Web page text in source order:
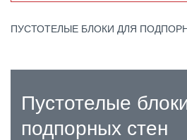
ПУСТОТЕЛЫЕ БЛОКИ ДЛЯ
Пустотелые
подпорных стен